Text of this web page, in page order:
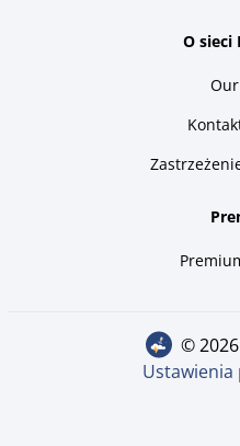
O sieci
©
Ustawienia